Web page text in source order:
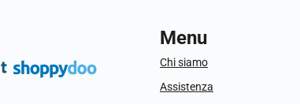
Menu
Chi siamo
Assistenza